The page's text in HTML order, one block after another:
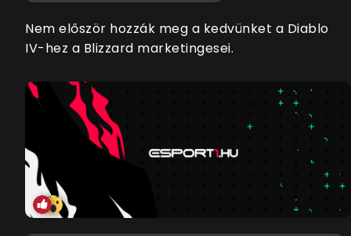
Nem először hozzák meg a kedvünket a Diablo
IV-hez a Blizzard marketingesei.